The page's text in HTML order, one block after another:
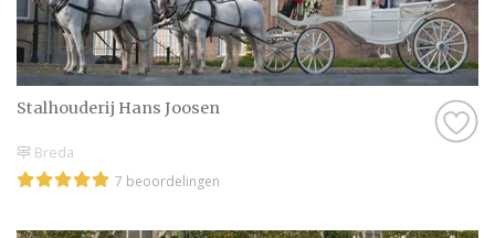
Stalhouderij Hans Joosen
Breda
7 beoordelingen